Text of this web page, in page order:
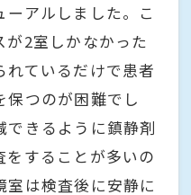
アルしました。こ
が2室しかなかった
れているだけで患者
保つのが困難でし
できるように鎮静剤
をすることが多いの
室は検査後に安静に